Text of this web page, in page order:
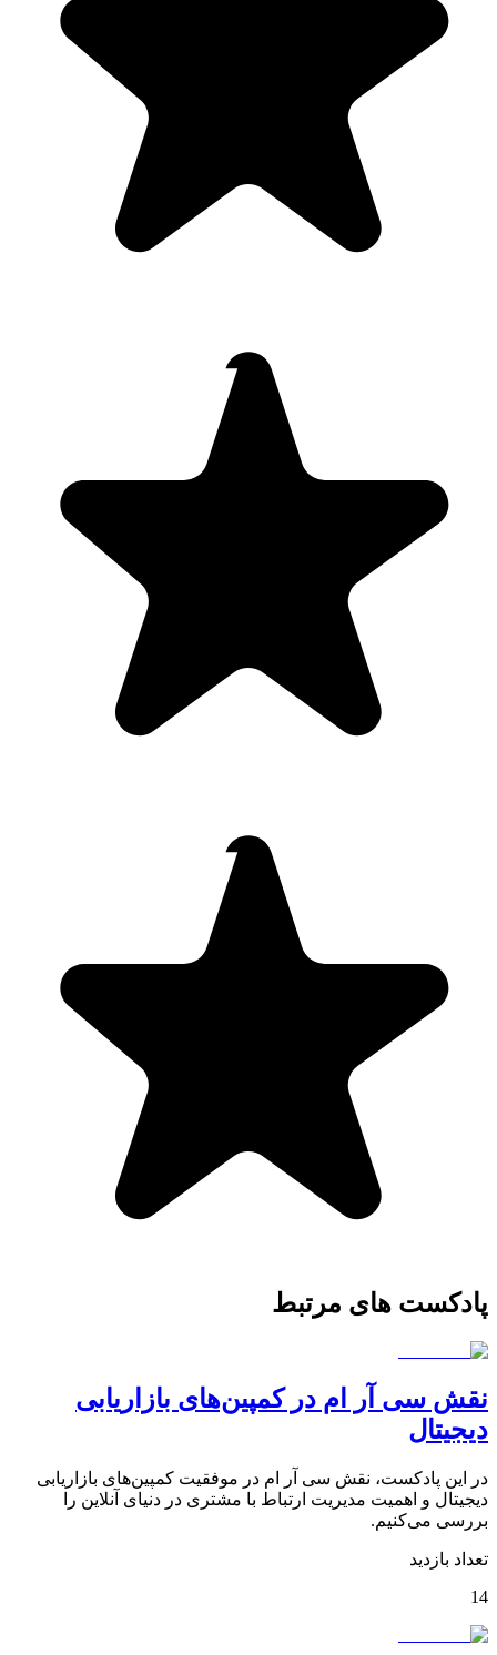
پادکست های مرتبط
نقش سی آر ام در کمپین‌های بازاریابی
دیجیتال
در این پادکست، نقش سی آر ام در موفقیت کمپین‌های بازاریابی
دیجیتال و اهمیت مدیریت ارتباط با مشتری در دنیای آنلاین را
بررسی می‌کنیم.
تعداد بازدید
14